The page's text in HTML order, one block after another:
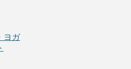
ヨガ